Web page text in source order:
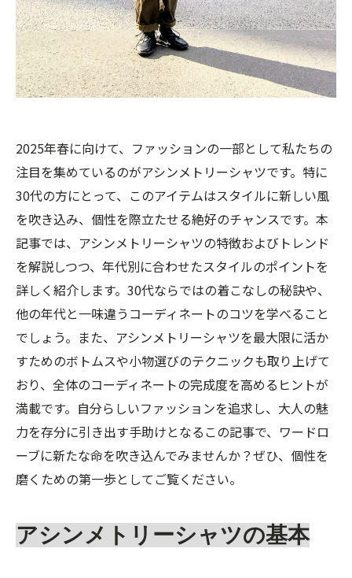
2025年春に向けて、ファッションの一部として私たちの
注目を集めているのがアシンメトリーシャツです。特に
30代の方にとって、このアイテムはスタイルに新しい風
を吹き込み、個性を際立たせる絶好のチャンスです。本
記事では、アシンメトリーシャツの特徴およびトレンド
を解説しつつ、年代別に合わせたスタイルのポイントを
詳しく紹介します。30代ならではの着こなしの秘訣や、
他の年代と一味違うコーディネートのコツを学べること
でしょう。また、アシンメトリーシャツを最大限に活か
すためのボトムスや小物選びのテクニックも取り上げて
おり、全体のコーディネートの完成度を高めるヒントが
満載です。自分らしいファッションを追求し、大人の魅
力を存分に引き出す手助けとなるこの記事で、ワードロ
ーブに新たな命を吹き込んでみませんか？ぜひ、個性を
磨くための第一歩としてご覧ください。
アシンメトリーシャツの基本